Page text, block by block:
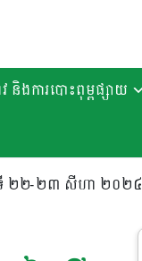
វ និងការបោះពុម្ពផ្សាយ
ៃទី ២២-២៣ សីហា ២០២៤